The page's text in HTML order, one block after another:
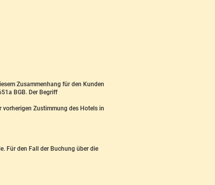
Zusammenhang für den Kunden
BGB. Der Begriff
vorherigen Zustimmung des Hotels in
Für den Fall der Buchung über die